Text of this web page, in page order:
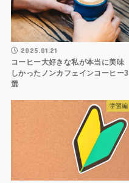
2025.01.21
コーヒー大好きな私が本当に美味
しかったノンカフェインコーヒー3
選
学習編